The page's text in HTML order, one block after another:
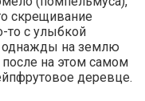
скрещивание
то с улыбкой
однажды на землю
на этом самом
деревце.